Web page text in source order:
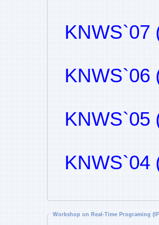
KNWS`07
KNWS`06
KNWS`05
KNWS`04
Workshop on Real-Time Programing